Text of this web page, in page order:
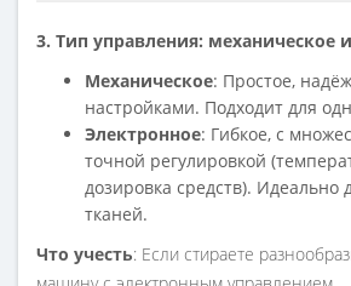
3. Тип управления: механическое
Механическое: Простое,
настройками. Подходит для
Электронное: Гибкое, с
точной регулировкой
дозировка средств). Идеально
тканей.
Что учесть: Если стираете